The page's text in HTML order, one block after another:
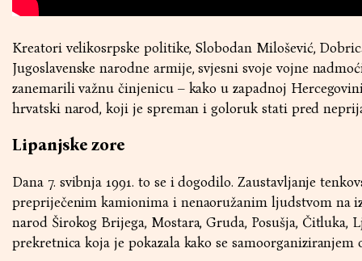
Kreatori velikosrpske politike, Slobodan Milošević,
Jugoslavenske narodne armije, svjesni svoje vojne
zanemarili važnu činjenicu – kako u zapadnoj
hrvatski narod, koji je spreman i goloruk stati pred
Lipanjske zore
Dana 7. svibnja 1991. to se i dogodilo. Zaustavljanje
prepriječenim kamionima i nenaoružanim ljudstvom na
narod Širokog Brijega, Mostara, Gruda, Posušja, Čitluka,
prekretnica koja je pokazala kako se samoorganiziranjem